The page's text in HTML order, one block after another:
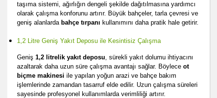
taşıma sistemi, ağırlığın dengeli şekilde dağıtılmasına yardımcı
olarak çalışma konforunu artırır. Büyük bahçeler, tarla çevresi ve
geniş alanlarda bahçe tırpanı kullanımını daha pratik hale getirir.
1,2 Litre Geniş Yakıt Deposu ile Kesintisiz Çalışma
Geniş 1,2 litrelik yakıt deposu, sürekli yakıt dolumu ihtiyacını
azaltarak daha uzun süre çalışma avantajı sağlar. Böylece ot
biçme makinesi ile yapılan yoğun arazi ve bahçe bakım
işlemlerinde zamandan tasarruf elde edilir. Uzun çalışma süreleri
sayesinde profesyonel kullanımlarda verimliliği artırır.